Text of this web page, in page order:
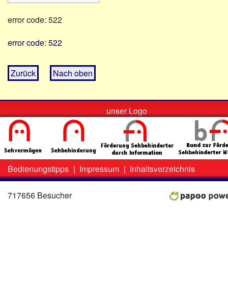
error code: 522
error code: 522
Zurück Nach oben
unser Logo
Zweit-
Menü
Bedienungstipps | Impressum | Inhaltsverzeichnis
717656 Besucher